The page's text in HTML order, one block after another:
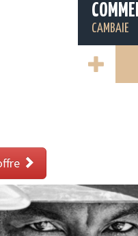
CAMBAIE